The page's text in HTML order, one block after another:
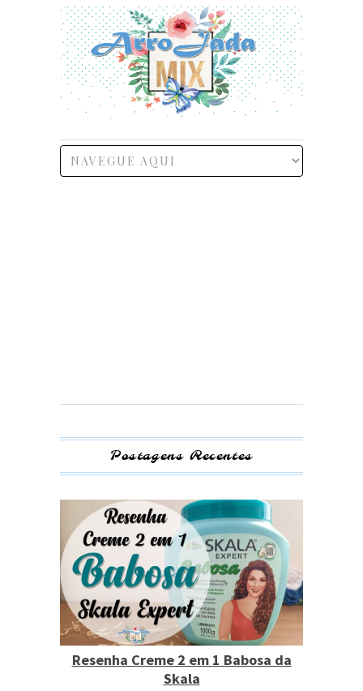
Postagens Recentes
Resenha Creme 2 em 1 Babosa da
Skala